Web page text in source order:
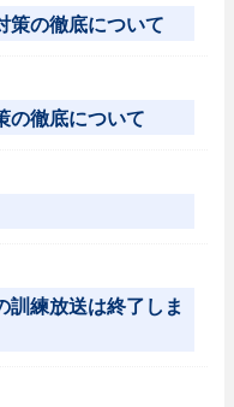
策の徹底について
の徹底について
訓練放送は終了しま